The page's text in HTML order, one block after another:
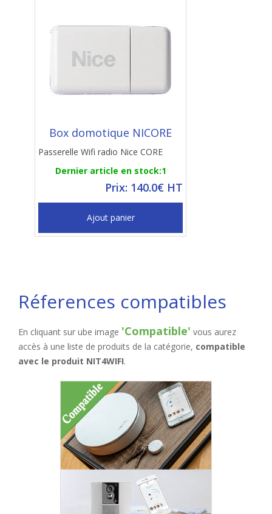
Box domotique NICORE
Passerelle Wifi radio Nice CORE
Dernier article en stock:1
Prix: 140.0€ HT
Ajout panier
Réferences compatibles
En cliquant sur ube image 'Compatible' vous aurez
accès à une liste de produits de la catégorie, compatible
avec le produit NIT4WIFI.